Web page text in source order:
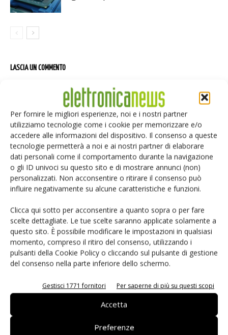
Per fornire le migliori esperienze, noi e i nostri partner
utilizziamo tecnologie come i cookie per memorizzare e/o
accedere alle informazioni del dispositivo. Il consenso a queste
tecnologie permetterà a noi e ai nostri partner di elaborare
dati personali come il comportamento durante la navigazione
o gli ID univoci su questo sito e di mostrare annunci (non)
personalizzati. Non acconsentire o ritirare il consenso può
influire negativamente su alcune caratteristiche e funzioni.
Clicca qui sotto per acconsentire a quanto sopra o per fare
scelte dettagliate. Le tue scelte saranno applicate solamente a
questo sito. È possibile modificare le impostazioni in qualsiasi
momento, compreso il ritiro del consenso, utilizzando i
pulsanti della Cookie Policy o cliccando sul pulsante di gestione
del consenso nella parte inferiore dello schermo.
Gestisci 1771 fornitori Per saperne di più su questi scopi
Accetta
Preferenze
LASCIA UN COMMENTO
Salva il mio nome, email e sito web in questo browser per i